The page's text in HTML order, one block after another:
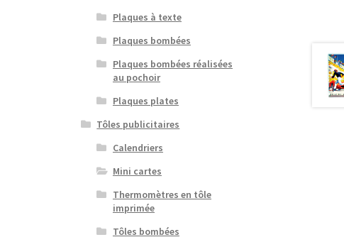
Plaques à texte
Plaques bombées
Plaques bombées réalisées
au pochoir
Plaques plates
Tôles publicitaires
Calendriers
Mini cartes
Thermomètres en tôle
imprimée
Tôles bombées